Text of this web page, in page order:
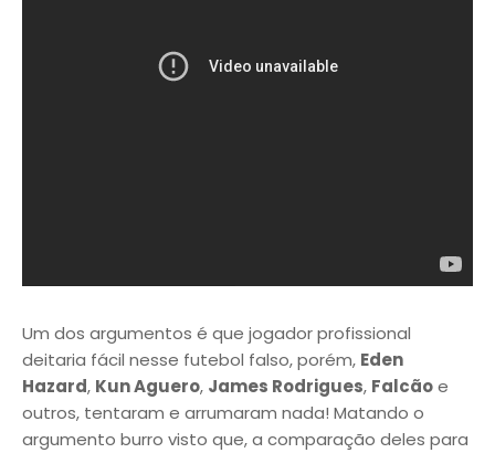
Um dos argumentos é que jogador profissional
deitaria fácil nesse futebol falso, porém, Eden
Hazard, Kun Aguero, James Rodrigues, Falcãoe
outros, tentaram e arrumaram nada! Matando o
argumento burro visto que, a comparação deles para